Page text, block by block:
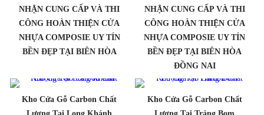
NHẬN CUNG CẤP VÀ THI
CÔNG HOÀN THIỆN CỬA
NHỰA COMPOSIE UY TÍN
BỀN ĐẸP TẠI BIÊN HÒA
NHẬN CUNG CẤP VÀ THI
CÔNG HOÀN THIỆN CỬA
NHỰA COMPOSIE UY TÍN
BỀN ĐẸP TẠI BIÊN HÒA
ĐỒNG NAI
Kho Cửa Gỗ Carbon Chất
Kho Cửa Gỗ Carbon Chất